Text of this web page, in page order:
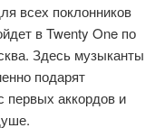
всех поклонников
в Twenty One по
Здесь музыканты
подарят
аккордов и